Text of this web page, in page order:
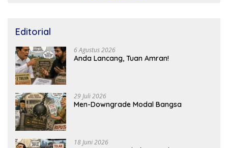
Editorial
6 Agustus 2026
Anda Lancang, Tuan Amran!
29 Juli 2026
Men-Downgrade Modal Bangsa
18 Juni 2026